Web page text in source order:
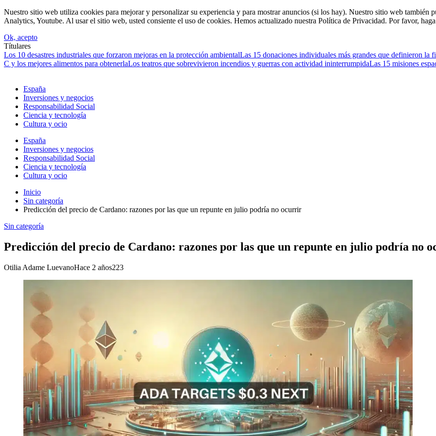
Nuestro sitio web utiliza cookies para mejorar y personalizar su experiencia y para mostrar anuncios (si los hay). Nuestro sitio web también
Analytics, Youtube. Al usar el sitio web, usted consiente el uso de cookies. Hemos actualizado nuestra Política de Privacidad. Por favor,
Ok, acepto
Títulares
Los 10 desastres industriales que forzaron mejoras en la protección ambientalLas 15 donaciones individuales más grandes que definieron la
C y los mejores alimentos para obtenerlaLos teatros que sobrevivieron incendios y guerras con actividad ininterrumpidaLas 15 misiones
España
Inversiones y negocios
Responsabilidad Social
Ciencia y tecnología
Cultura y ocio
España
Inversiones y negocios
Responsabilidad Social
Ciencia y tecnología
Cultura y ocio
Inicio
Sin categoría
Predicción del precio de Cardano: razones por las que un repunte en julio podría no ocurrir
Sin categoría
Predicción del precio de Cardano: razones por las que un repunte en julio podría no
Otilia Adame LuevanoHace 2 años223